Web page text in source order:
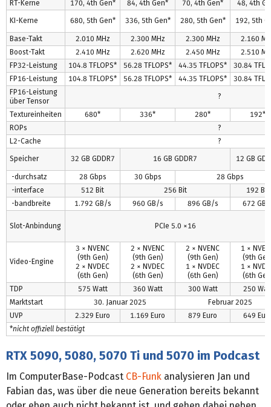
RT-Kerne
170, 4th Gen* 84, 4th Gen* 70, 4th Gen* 48, 4th
KI-Kerne 680, 5th Gen* 336, 5th Gen* 280, 5th Gen* 192, 5th
Base-Takt 2.010 MHz 2.300 MHz 2.300 MHz
2.160
Boost-Takt
2.410 MHz 2.620 MHz 2.450 MHz
2.510
FP32-Leistung
104.8 TFLOPS* 56.28 TFLOPS* 44.35 TFLOPS*
30.84
FP16-Leistung
104.8 TFLOPS* 56.28 TFLOPS* 44.35 TFLOPS*
30.84
FP16-Leistung
über Tensor
?
Textureinheiten 680* 336* 280*
192*
ROPs
?
L2-Cache
?
Speicher 32 GB GDDR7 16 GB GDDR7 12 GB
-durchsatz 28 Gbps 30 Gbps
28 Gbps
-interface
512 Bit 256 Bit
192 Bit
-bandbreite
1.792 GB/s 960 GB/s 896 GB/s 672 GB/
Slot-Anbindung PCIe 5.0 ×16
Video-Engine
3 × NVENC
(9th Gen)
2 × NVDEC
(6th Gen)
2 × NVENC
(9th Gen)
2 × NVDEC
(6th Gen)
2 × NVENC
(9th Gen)
1 × NVDEC
(6th Gen)
1 ×
(9th
1 ×
(6th
TDP
575 Watt 360 Watt 300 Watt
250
Marktstart
30. Januar 2025
Februar 2025
UVP
2.329 Euro 1.169 Euro 879 Euro
649
*nicht offiziell bestätigt
RTX 5090, 5080, 5070 Ti und 5070 im Podcast
Im ComputerBase-Podcast CB-Funk analysieren Jan und
Fabian das, was über die neue Generation bereits bekannt